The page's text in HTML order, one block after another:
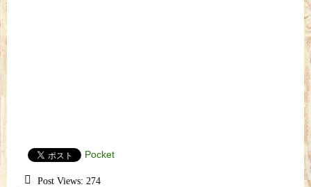
Pocket
Post Views: 274